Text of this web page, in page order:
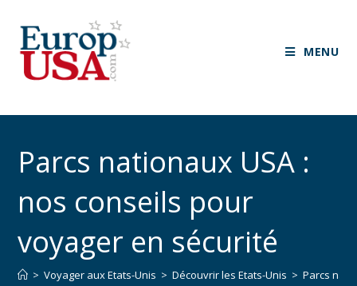
MENU
Parcs nationaux USA :
nos conseils pour
voyager en sécurité
> Voyager aux Etats-Unis > Découvrir les Etats-Unis > Parcs